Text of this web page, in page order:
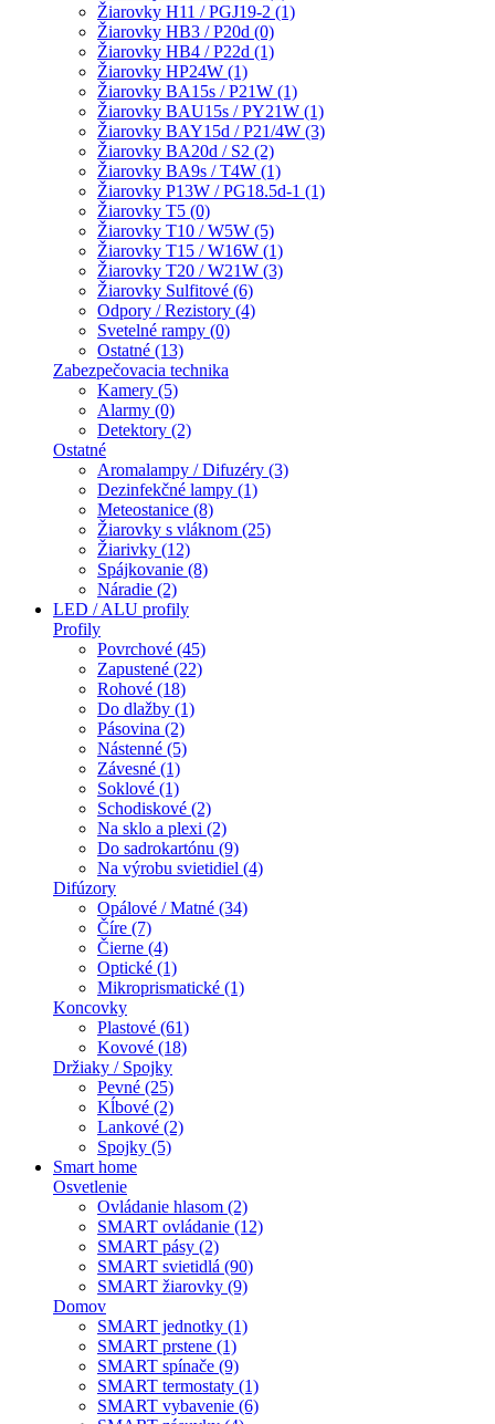
Žiarovky H11 / PGJ19-2 (1)
Žiarovky HB3 / P20d (0)
Žiarovky HB4 / P22d (1)
Žiarovky HP24W (1)
Žiarovky BA15s / P21W (1)
Žiarovky BAU15s / PY21W (1)
Žiarovky BAY15d / P21/4W (3)
Žiarovky BA20d / S2 (2)
Žiarovky BA9s / T4W (1)
Žiarovky P13W / PG18.5d-1 (1)
Žiarovky T5 (0)
Žiarovky T10 / W5W (5)
Žiarovky T15 / W16W (1)
Žiarovky T20 / W21W (3)
Žiarovky Sulfitové (6)
Odpory / Rezistory (4)
Svetelné rampy (0)
Ostatné (13)
Zabezpečovacia technika
Kamery (5)
Alarmy (0)
Detektory (2)
Ostatné
Aromalampy / Difuzéry (3)
Dezinfekčné lampy (1)
Meteostanice (8)
Žiarovky s vláknom (25)
Žiarivky (12)
Spájkovanie (8)
Náradie (2)
LED / ALU profily
Profily
Povrchové (45)
Zapustené (22)
Rohové (18)
Do dlažby (1)
Pásovina (2)
Nástenné (5)
Závesné (1)
Soklové (1)
Schodiskové (2)
Na sklo a plexi (2)
Do sadrokartónu (9)
Na výrobu svietidiel (4)
Difúzory
Opálové / Matné (34)
Číre (7)
Čierne (4)
Optické (1)
Mikroprismatické (1)
Koncovky
Plastové (61)
Kovové (18)
Držiaky / Spojky
Pevné (25)
Kĺbové (2)
Lankové (2)
Spojky (5)
Smart home
Osvetlenie
Ovládanie hlasom (2)
SMART ovládanie (12)
SMART pásy (2)
SMART svietidlá (90)
SMART žiarovky (9)
Domov
SMART jednotky (1)
SMART prstene (1)
SMART spínače (9)
SMART termostaty (1)
SMART vybavenie (6)